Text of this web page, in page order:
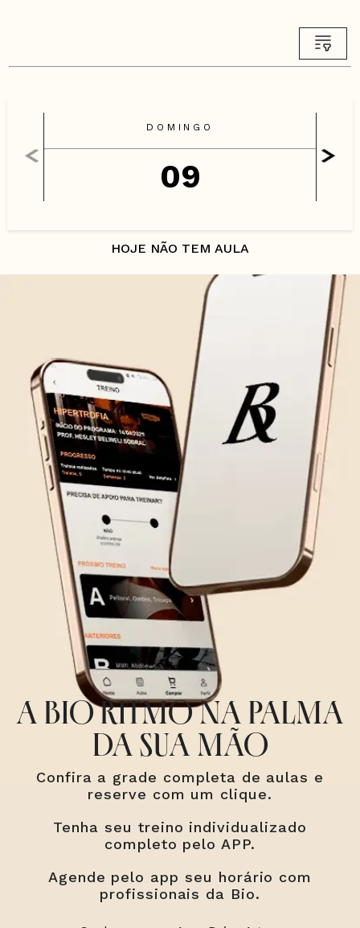
DOMINGO
09
HOJE NÃO TEM AULA
A BIO RITMO NA PALMA
DA SUA MÃO
Confira a grade completa de aulas e
reserve com um clique.
Tenha seu treino individualizado
completo pelo APP.
Agende pelo app seu horário com
profissionais da Bio.